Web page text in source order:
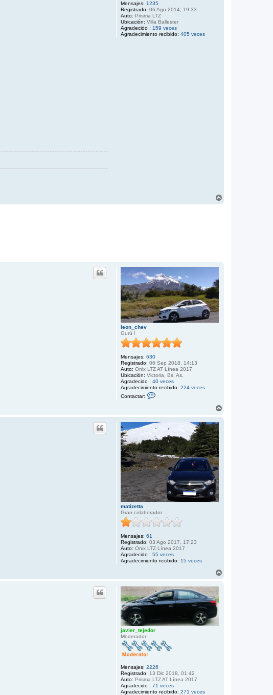
Mensajes: 1235
Registrado: 06 Ago 2014, 19:33
Auto: Prisma LTZ
Ubicación: Villa Ballester
Agradecido : 159 veces
Agradecimiento recibido: 405 veces
leon_chev
Gurú !
Mensajes: 630
Registrado: 06 Sep 2018, 14:13
Auto: Onix LTZ AT Línea 2017
Ubicación: Victoria, Bs. As.
Agradecido : 40 veces
Agradecimiento recibido: 224 veces
Contactar:
a
c
t
a
r
l
e
o
n
_
h
e
matizetta
Gran colaborador
Mensajes: 61
Registrado: 03 Ago 2017, 17:23
Auto: Onix LTZ Línea 2017
Agradecido : 55 veces
Agradecimiento recibido: 15 veces
javier_tejedor
Moderador
Mensajes: 2226
Registrado: 13 Dic 2018, 01:42
Auto: Prisma LTZ AT Línea 2017
Agradecido : 71 veces
Agradecimiento recibido: 271 veces